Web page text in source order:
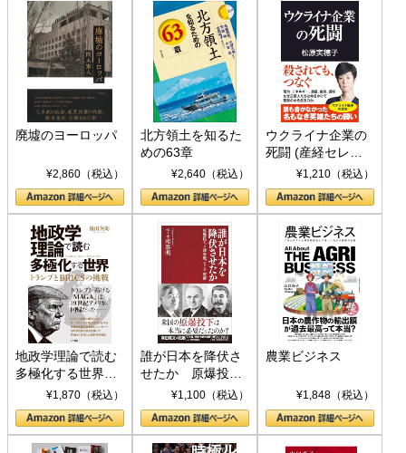
廃墟のヨーロッパ
¥2,860（税込）
北方領土を知るた
めの63章
¥2,640（税込）
ウクライナ企業の
死闘 (産経セレク
ト S 039)¥1,210（税込）
地政学理論で読む
多極化する世界：
トランプとBRICS
の挑戦
¥1,870（税込）
誰が日本を降伏さ
せたか 原爆投
下、ソ連参戦、そ
して聖断 (PHP新
書)
¥1,100（税込）
農業ビジネス
¥1,848（税込）